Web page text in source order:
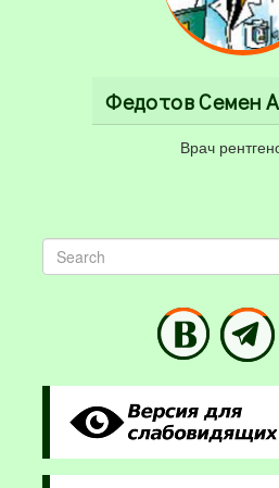
Федотов Семен
Врач
Search